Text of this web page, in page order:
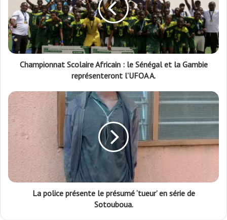
Championnat Scolaire Africain : le Sénégal et la Gambie
représenteront l’UFOA A.
La police présente le présumé ‘tueur’ en série de
Sotouboua.